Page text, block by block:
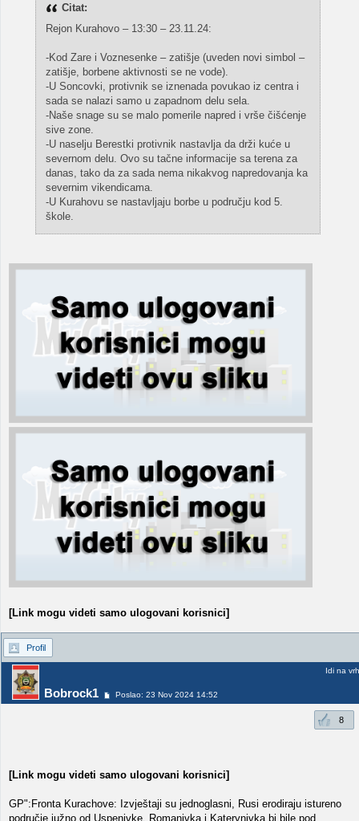
Citat:
Rejon Kurahovo – 13:30 – 23.11.24:
-Kod Zare i Voznesenke – zatišje (uveden novi simbol –
zatišje, borbene aktivnosti se ne vode).
-U Soncovki, protivnik se iznenada povukao iz centra i
sada se nalazi samo u zapadnom delu sela.
-Naše snage su se malo pomerile napred i vrše čišćenje
sive zone.
-U naselju Berestki protivnik nastavlja da drži kuće u
severnom delu. Ovo su tačne informacije sa terena za
danas, tako da za sada nema nikakvog napredovanja ka
severnim vikendicama.
-U Kurahovu se nastavljaju borbe u području kod 5.
škole.
[Link mogu videti samo ulogovani korisnici]
Profil
Bobrock1 Poslao: 23 Nov 2024 14:52
Idi na vrh
8
[Link mogu videti samo ulogovani korisnici]
GP":Fronta Kurachove: Izvještaji su jednoglasni, Rusi erodiraju istureno
područje južno od Uspenivke, Romanivka i Katerynivka bi bile pod